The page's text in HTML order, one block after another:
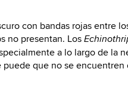
con bandas rojas entre
no presentan. Los
a lo largo de la
que no se